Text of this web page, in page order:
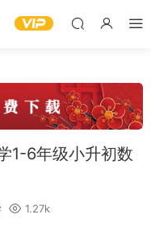
1-6年级小升初数
1.27k